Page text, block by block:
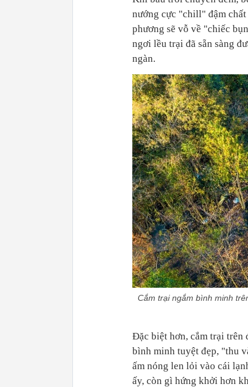
nướng cực "chill" đậm
phương sẽ vỗ về "chiếc
ngơi lều trại đã sẵn sàng
ngàn.
Cắm trại ngắm bình minh
Đặc biệt hơn, cắm trại trên
bình minh tuyệt đẹp, "thu
ấm nóng len lỏi vào cái
ấy, còn gì hứng khởi hơn